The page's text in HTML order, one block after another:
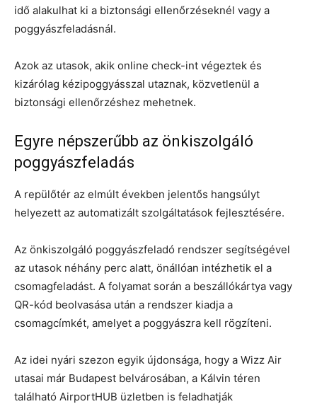
idő alakulhat ki a biztonsági ellenőrzéseknél vagy a
poggyászfeladásnál.
Azok az utasok, akik online check-int végeztek és
kizárólag kézipoggyásszal utaznak, közvetlenül a
biztonsági ellenőrzéshez mehetnek.
Egyre népszerűbb az önkiszolgáló
poggyászfeladás
A repülőtér az elmúlt években jelentős hangsúlyt
helyezett az automatizált szolgáltatások fejlesztésére.
Az önkiszolgáló poggyászfeladó rendszer segítségével
az utasok néhány perc alatt, önállóan intézhetik el a
csomagfeladást. A folyamat során a beszállókártya vagy
QR-kód beolvasása után a rendszer kiadja a
csomagcímkét, amelyet a poggyászra kell rögzíteni.
Az idei nyári szezon egyik újdonsága, hogy a Wizz Air
utasai már Budapest belvárosában, a Kálvin téren
található AirportHUB üzletben is feladhatják